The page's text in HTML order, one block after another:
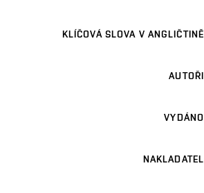
KLÍČOVÁ SLOVA V ANGLIČTINĚ
AUTOŘI
VYDÁNO
NAKLADATEL